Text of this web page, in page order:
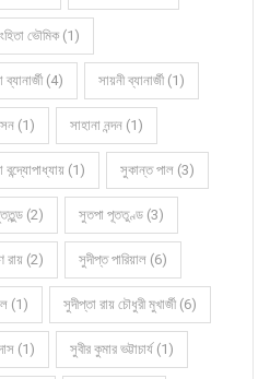
ভৌমিক (1)
ব্যানার্জী (4) সায়নী ব্যানার্জী (1)
(1) সাহানা নন্দন (1)
বন্দ্যোপাধ্যায় (1) সুকান্ত পাল (3)
(2) সুতপা পূততুণ্ড (3)
রায় (2) সুদীপ্ত পারিয়াল (6)
(1) সুদীপ্তা রায় চৌধুরী মুখার্জী (6)
(1) সুবীর কুমার ভট্টাচার্য (1)